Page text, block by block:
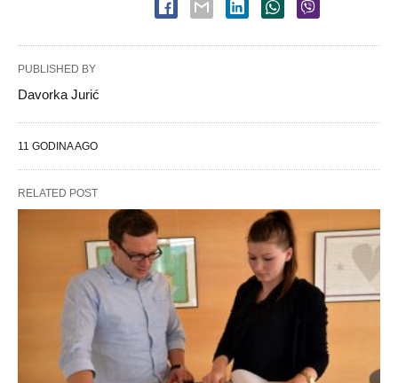
PUBLISHED BY
Davorka Jurić
11 GODINA AGO
RELATED POST